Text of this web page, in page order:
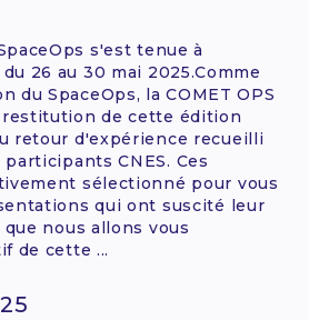
s'est tenue à
26 au 30 mai 2025.Comme
du SpaceOps, la COMET OPS
de cette édition
retour d'expérience recueilli
CNES. Ces
sélectionné pour vous
qui ont suscité leur
nous allons vous
de cette ...